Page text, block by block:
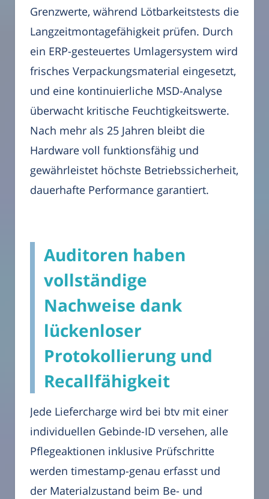
Grenzwerte, während Lötbarkeitstests die
Langzeitmontagefähigkeit prüfen. Durch
ein ERP-gesteuertes Umlagersystem wird
frisches Verpackungsmaterial eingesetzt,
und eine kontinuierliche MSD-Analyse
überwacht kritische Feuchtigkeitswerte.
Nach mehr als 25 Jahren bleibt die
Hardware voll funktionsfähig und
gewährleistet höchste Betriebssicherheit,
dauerhafte Performance garantiert.
Auditoren haben
vollständige
Nachweise dank
lückenloser
Protokollierung und
Recallfähigkeit
Jede Liefercharge wird bei btv mit einer
individuellen Gebinde-ID versehen, alle
Pflegeaktionen inklusive Prüfschritte
werden timestamp-genau erfasst und
der Materialzustand beim Be- und